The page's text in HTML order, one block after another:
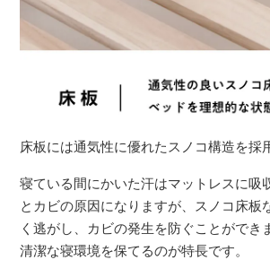
床板には通気性に優れたスノコ構造を採
寝ている間にかいた汗はマットレスに吸
とカビの原因になりますが、スノコ床板
く逃がし、カビの発生を防ぐことができ
清潔な寝環境を保てるのが特長です。